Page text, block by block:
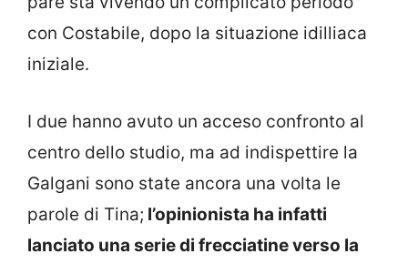
con Costabile, dopo la situazione idilliaca
iniziale.
I due hanno avuto un acceso confronto al
centro dello studio, ma ad indispettire la
Galgani sono state ancora una volta le
parole di Tina; l’opinionista ha infatti
lanciato una serie di frecciatine verso la